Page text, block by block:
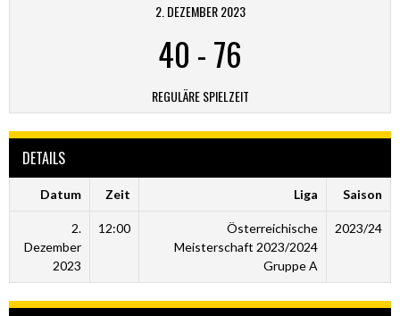
2. DEZEMBER 2023
40 -76
REGULÄRE SPIELZEIT
DETAILS
Datum Zeit Liga Saison
2.
Dezember
2023
12:00
Österreichische
Meisterschaft 2023/2024
Gruppe A
2023/24